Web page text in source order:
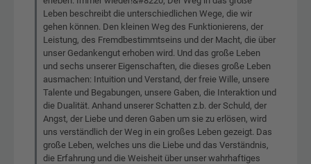
Leben beschreibt die unterschiedlichen Wege, die wir
gehen können. Den kleinen Weg des Funktionierens, der
Leistung, des Fremdbestimmtseins und der Macht, die über
unser Gedankengut erhoben wird. Und das große Leben
und sechs unserer Eigenschaften, die dieses große Leben
ausmachen: Intuition und Verstand, der freie Wille, unsere
Talente und Begabungen, unsere Gaben, die Interaktion und
die Dualität. Anhand unserer Schatten z.b. der Schuld, der
Angst, der Liebe und deren Gaben um sie zu erlösen, wird
uns verständlich der Weg in ein großes Leben gezeigt. Das
große Leben, welches uns die Liebe und das Verständnis,
die Erfahrung und die Weisheit über unser wahrhaftiges